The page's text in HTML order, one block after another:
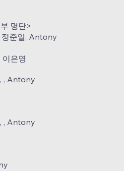
명단>
정준일, Antony
은영
, Antony
, Antony